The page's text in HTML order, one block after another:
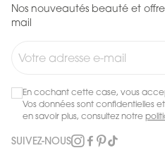
Nos nouveautés beauté et
mail
En cochant cette case, vous
Vos données sont confidentielles
en savoir plus, consultez notre
SUIVEZ-NOUS